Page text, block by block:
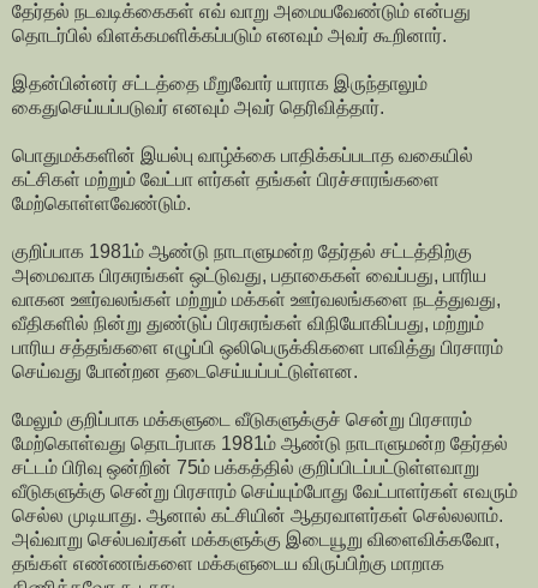
தேர்தல் நடவடிக்கைகள் எவ் வாறு அமையவேண்டும் என்பது
தொடர்பில் விளக்கமளிக்கப்படும் எனவும் அவர் கூறினார்.
இதன்பின்னர் சட்டத்தை மீறுவோர் யாராக இருந்தாலும்
கைதுசெய்யப்படுவர் எனவும் அவர் தெரிவித்தார்.
பொதுமக்களின் இயல்பு வாழ்க்கை பாதிக்கப்படாத வகையில்
கட்சிகள் மற்றும் வேட்பா ளர்கள் தங்கள் பிரச்சாரங்களை
மேற்கொள்ளவேண்டும்.
குறிப்பாக 1981ம் ஆண்டு நாடாளுமன்ற தேர்தல் சட்டத்திற்கு
அமைவாக பிரசுரங்கள் ஒட்டுவது, பதாகைகள் வைப்பது, பாரிய
வாகன ஊர்வலங்கள் மற்றும் மக்கள் ஊர்வலங்களை நடத்துவது,
வீதிகளில் நின்று துண்டுப் பிரசுரங்கள் விநியோகிப்பது, மற்றும்
பாரிய சத்தங்களை எழுப்பி ஒலிபெருக்கிகளை பாவித்து பிரசாரம்
செய்வது போன்றன தடைசெய்யப்பட்டுள்ளன.
மேலும் குறிப்பாக மக்களுடை வீடுகளுக்குச் சென்று பிரசாரம்
மேற்கொள்வது தொடர்பாக 1981ம் ஆண்டு நாடாளுமன்ற தேர்தல்
சட்டம் பிரிவு ஒன்றின் 75ம் பக்கத்தில் குறிப்பிடப்பட்டுள்ளவாறு
வீடுகளுக்கு சென்று பிரசாரம் செய்யும்போது வேட்பாளர்கள் எவரும்
செல்ல முடியாது. ஆனால் கட்சியின் ஆதரவாளர்கள் செல்லலாம்.
அவ்வாறு செல்பவர்கள் மக்களுக்கு இடையூறு விளைவிக்கவோ,
தங்கள் எண்ணங்களை மக்களுடைய விருப்பிற்கு மாறாக